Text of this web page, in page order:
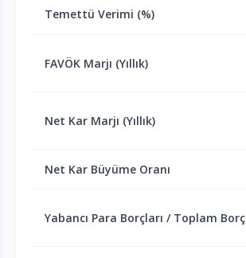
Temettü Verimi (%)
FAVÖK Marjı (Yıllık)
Net Kar Marjı (Yıllık)
Net Kar Büyüme Oranı
Yabancı Para Borçları / Toplam Borç